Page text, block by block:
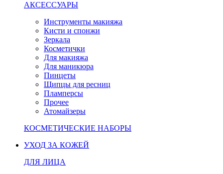
АКСЕССУАРЫ
Инструменты макияжа
Кисти и спонжи
Зеркала
Косметички
Для макияжа
Для маникюра
Пинцеты
Щипцы для ресниц
Пламперсы
Прочее
Атомайзеры
КОСМЕТИЧЕСКИЕ НАБОРЫ
УХОД ЗА КОЖЕЙ
ДЛЯ ЛИЦА